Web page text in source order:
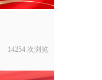
14254 次浏览